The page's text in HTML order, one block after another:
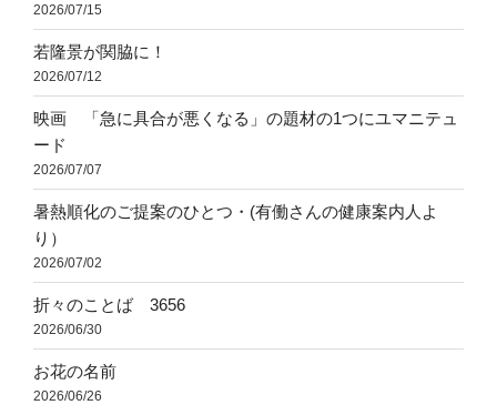
2026/07/15
若隆景が関脇に！
2026/07/12
映画 「急に具合が悪くなる」の題材の1つにユマニテュ
ード
2026/07/07
暑熱順化のご提案のひとつ・(有働さんの健康案内人よ
り）
2026/07/02
折々のことば 3656
2026/06/30
お花の名前
2026/06/26